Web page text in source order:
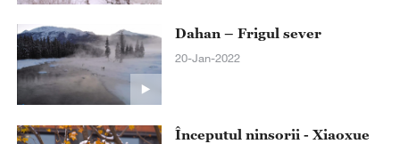
Dahan – Frigul sever
20-Jan-2022
Începutul ninsorii - Xiaoxue